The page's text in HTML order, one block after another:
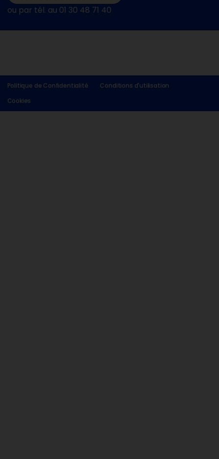
ou par tél. au 01 30 48 71 40
Politique de Confidentialité
Conditions d'utilisation
Cookies